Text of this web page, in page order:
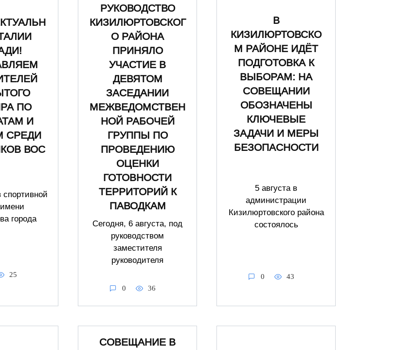
ПО
И
СРЕДИ
ВОС
спортивной
города
25
РУКОВОДСТВО
КИЗИЛЮРТОВСКОГ
О РАЙОНА
ПРИНЯЛО
УЧАСТИЕ В
ДЕВЯТОМ
ЗАСЕДАНИИ
МЕЖВЕДОМСТВЕН
НОЙ РАБОЧЕЙ
ГРУППЫ ПО
ПРОВЕДЕНИЮ
ОЦЕНКИ
ГОТОВНОСТИ
ТЕРРИТОРИЙ К
ПАВОДКАМ
Сегодня, 6 августа, под
руководством
заместителя
руководителя
0 36
В
КИЗИЛЮРТОВСКО
М РАЙОНЕ ИДЁТ
ПОДГОТОВКА К
ВЫБОРАМ: НА
СОВЕЩАНИИ
ОБОЗНАЧЕНЫ
КЛЮЧЕВЫЕ
ЗАДАЧИ И МЕРЫ
БЕЗОПАСНОСТИ
5 августа в
администрации
Кизилюртовского района
состоялось
0 43
СОВЕЩАНИЕ В